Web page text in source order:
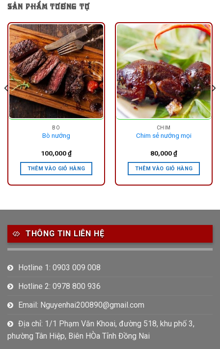
SẢN PHẨM TƯƠNG TỰ
BÒ
Bò nướng
100,000₫
THÊM VÀO GIỎ HÀNG
CHIM
Chim sẻ nướng mọi
80,000₫
THÊM VÀO GIỎ HÀNG
THÔNG TIN LIÊN HỆ
Hotline 1: 0903 009 008
Hotline 2: 0978 800 936
Email: Nguyenhai200890@gmail.com
Địa chỉ: 1/1 Phạm Văn Khoai, đường 518, khu phố 3,
phường Tân Hiệp, Biên HÒa Tỉnh Đồng Nai